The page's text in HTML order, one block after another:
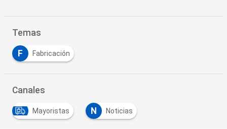
Temas
F Fabricación
Canales
Mayoristas N Noticias